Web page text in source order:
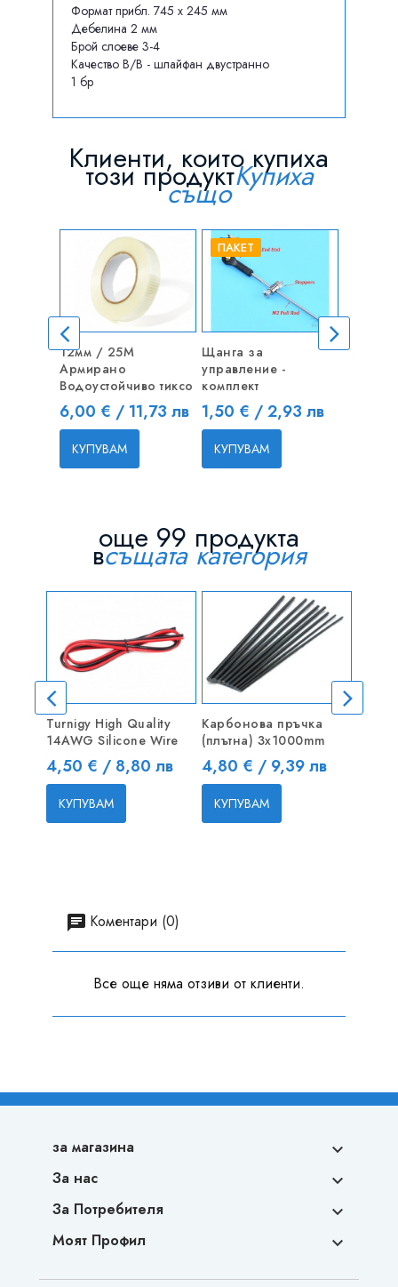
Формат прибл. 745 x 245 мм
Дебелина 2 мм
Брой слоеве 3-4
Качество B/B - шлайфан двустранно
1 бр
Клиенти, които купиха
този продуктКупиха
също
12мм / 25M
Армирано
Водоустойчиво тиксо
Цена
6,00 € / 11,73 лв
КУПУВАМ
ПАКЕТ
Щанга за
управление -
комплект
Цена
1,50 € / 2,93 лв
КУПУВАМ
1M
още 99 продукта
всъщата категория
Turnigy High Quality
14AWG Silicone Wire
Цена
4,50 € / 8,80 лв
КУПУВАМ
Карбонова пръчка
(плътна) 3x1000mm
Цена
4,80 € / 9,39 лв
КУПУВАМ
Коментари (0)
Все още няма отзиви от клиенти.
за магазина 
За нас 
За Потребителя 
Моят Профил 